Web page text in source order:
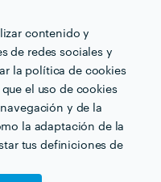
contenido y
de redes sociales y
la política de cookies
el uso de cookies
y de la
la adaptación de la
tus definiciones de
electrónicos
Estos folletos digitales
enfocados a
para promociones,
las ventas.
en función de los
interesante. Tanto
como agencias de
para realizar